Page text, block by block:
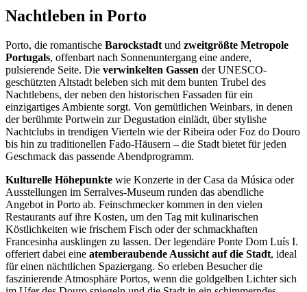
Nachtleben in Porto
Porto, die romantische Barockstadt und zweitgrößte Metropole
Portugals, offenbart nach Sonnenuntergang eine andere,
pulsierende Seite. Die verwinkelten Gassen der UNESCO-
geschützten Altstadt beleben sich mit dem bunten Trubel des
Nachtlebens, der neben den historischen Fassaden für ein
einzigartiges Ambiente sorgt. Von gemütlichen Weinbars, in denen
der berühmte Portwein zur Degustation einlädt, über stylishe
Nachtclubs in trendigen Vierteln wie der Ribeira oder Foz do Douro
bis hin zu traditionellen Fado-Häusern – die Stadt bietet für jeden
Geschmack das passende Abendprogramm.
Kulturelle Höhepunkte wie Konzerte in der Casa da Música oder
Ausstellungen im Serralves-Museum runden das abendliche
Angebot in Porto ab. Feinschmecker kommen in den vielen
Restaurants auf ihre Kosten, um den Tag mit kulinarischen
Köstlichkeiten wie frischem Fisch oder der schmackhaften
Francesinha ausklingen zu lassen. Der legendäre Ponte Dom Luís I.
offeriert dabei eine atemberaubende Aussicht auf die Stadt, ideal
für einen nächtlichen Spaziergang. So erleben Besucher die
faszinierende Atmosphäre Portos, wenn die goldgelben Lichter sich